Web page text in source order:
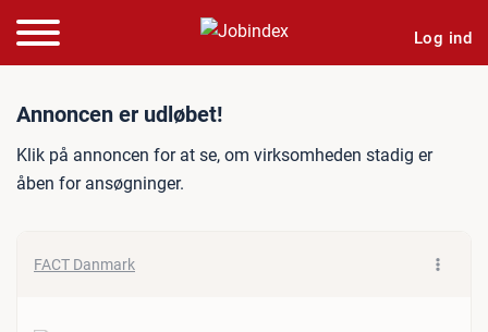
Log ind
Jobannonce: Terminal-/
Annoncen er udløbet!
Klik på annoncen for at se, om virksomheden stadig er
åben for ansøgninger.
FACT Danmark